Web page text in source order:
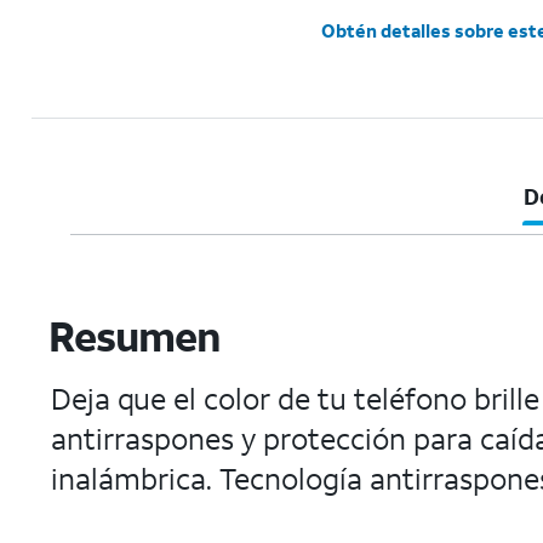
Obtén detalles sobre
Resumen
Deja que el color de tu teléfono
antirraspones y protección para
inalámbrica. Tecnología